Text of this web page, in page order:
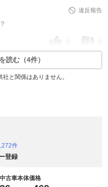
違反報告
読む（4件）
と関係はありません。
件
登録
中古車本体価格